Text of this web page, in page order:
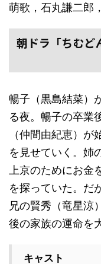
萌歌，石丸謙二郎
朝ドラ「ちむど
暢子（黒島結菜）
る夜。暢子の卒業
（仲間由紀恵）
を見せていく。姉
上京のためにお
を探っていた。だ
兄の賢秀（竜星涼
後の家族の運命を
キャスト